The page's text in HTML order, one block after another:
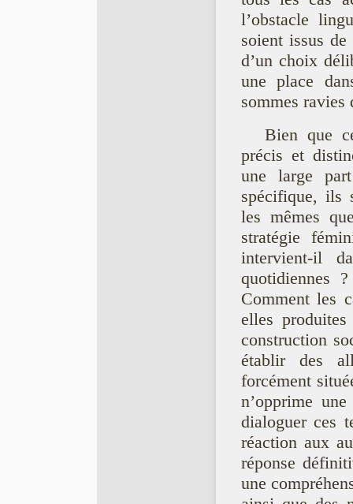
l’obstacle
soient issus
d’un choix
une place
sommes ravies
Bien que
précis et
une large
spécifique, ils
les mêmes
stratégie
intervient-il
quotidiennes
Comment les
elles
construction
établir des
forcément
n’opprime
dialoguer ces
réaction aux
réponse
une